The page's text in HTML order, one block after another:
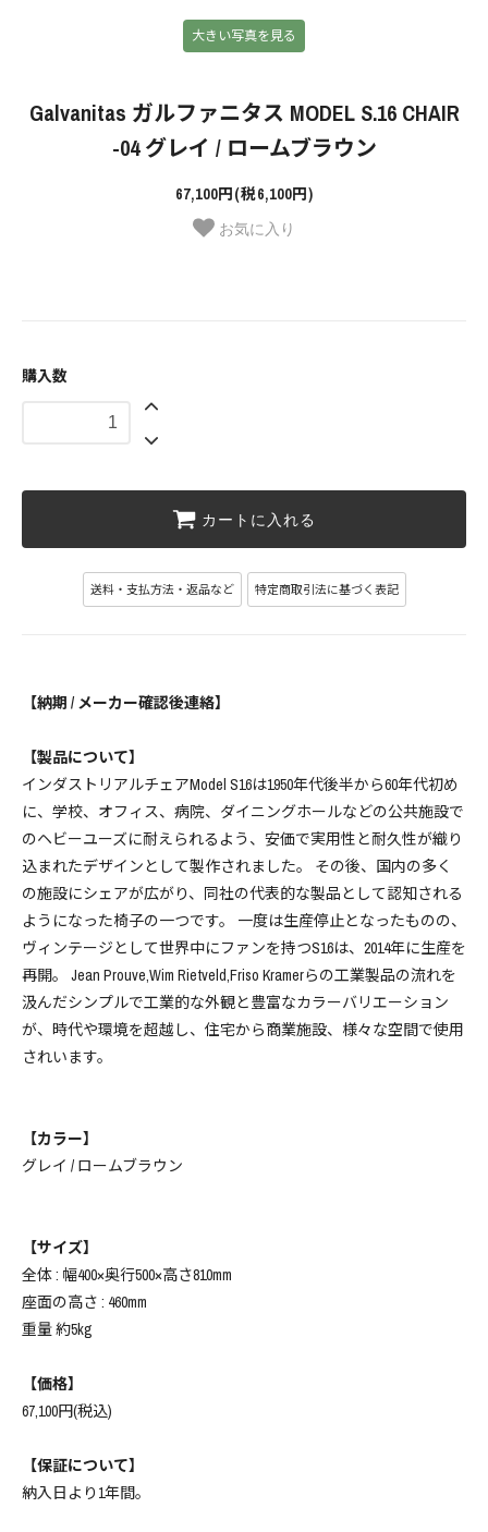
大きい写真を見る
Galvanitas ガルファニタス MODEL S.16 CHAIR
-04 グレイ / ロームブラウン
67,100円(税6,100円)
お気に入り
購入数
カートに入れる
送料・支払方法・返品など 特定商取引法に基づく表記
【納期 / メーカー確認後連絡】
【製品について】
インダストリアルチェアModel S16は1950年代後半から60年代初め
に、学校、オフィス、病院、ダイニングホールなどの公共施設で
のヘビーユーズに耐えられるよう、安価で実用性と耐久性が織り
込まれたデザインとして製作されました。 その後、国内の多く
の施設にシェアが広がり、同社の代表的な製品として認知される
ようになった椅子の一つです。 一度は生産停止となったものの、
ヴィンテージとして世界中にファンを持つS16は、2014年に生産を
再開。 Jean Prouve,Wim Rietveld,Friso Kramerらの工業製品の流れを
汲んだシンプルで工業的な外観と豊富なカラーバリエーション
が、時代や環境を超越し、住宅から商業施設、様々な空間で使用
されいます。
【カラー】
グレイ / ロームブラウン
【サイズ】
全体 : 幅400×奥行500×高さ810mm
座面の高さ : 460mm
重量 約5kg
【価格】
67,100円(税込)
【保証について】
納入日より1年間。